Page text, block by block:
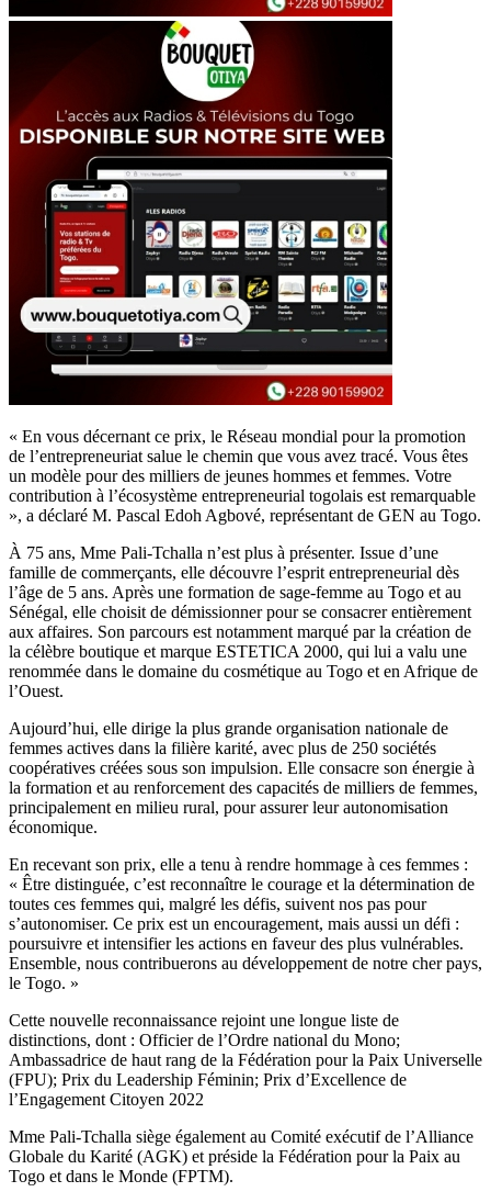
« En vous décernant ce prix, le Réseau mondial pour la promotion
de l’entrepreneuriat salue le chemin que vous avez tracé. Vous êtes
un modèle pour des milliers de jeunes hommes et femmes. Votre
contribution à l’écosystème entrepreneurial togolais est remarquable
», a déclaré M. Pascal Edoh Agbové, représentant de GEN au Togo.
À 75 ans, Mme Pali-Tchalla n’est plus à présenter. Issue d’une
famille de commerçants, elle découvre l’esprit entrepreneurial dès
l’âge de 5 ans. Après une formation de sage-femme au Togo et au
Sénégal, elle choisit de démissionner pour se consacrer entièrement
aux affaires. Son parcours est notamment marqué par la création de
la célèbre boutique et marque ESTETICA 2000, qui lui a valu une
renommée dans le domaine du cosmétique au Togo et en Afrique de
l’Ouest.
Aujourd’hui, elle dirige la plus grande organisation nationale de
femmes actives dans la filière karité, avec plus de 250 sociétés
coopératives créées sous son impulsion. Elle consacre son énergie à
la formation et au renforcement des capacités de milliers de femmes,
principalement en milieu rural, pour assurer leur autonomisation
économique.
En recevant son prix, elle a tenu à rendre hommage à ces femmes :
« Être distinguée, c’est reconnaître le courage et la détermination de
toutes ces femmes qui, malgré les défis, suivent nos pas pour
s’autonomiser. Ce prix est un encouragement, mais aussi un défi :
poursuivre et intensifier les actions en faveur des plus vulnérables.
Ensemble, nous contribuerons au développement de notre cher pays,
le Togo. »
Cette nouvelle reconnaissance rejoint une longue liste de
distinctions, dont : Officier de l’Ordre national du Mono;
Ambassadrice de haut rang de la Fédération pour la Paix Universelle
(FPU); Prix du Leadership Féminin; Prix d’Excellence de
l’Engagement Citoyen 2022
Mme Pali-Tchalla siège également au Comité exécutif de l’Alliance
Globale du Karité (AGK) et préside la Fédération pour la Paix au
Togo et dans le Monde (FPTM).